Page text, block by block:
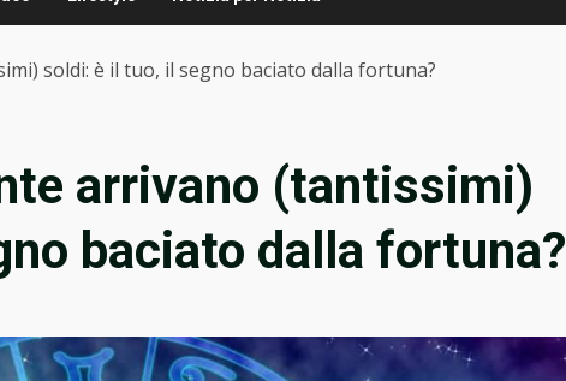
soldi: è il tuo, il segno baciato dalla fortuna?
arrivano (tantissimi)
baciato dalla fortuna?